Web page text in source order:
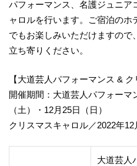
パフォーマンス、名護ジュニア
ャロルを行います。ご宿泊の
でもお楽しみいただけますので
立ち寄りください。
【大道芸人パフォーマンス & ク
開催期間：大道芸人パフォーマ
（土）・12月25日（日）
クリスマスキャロル／2022年12
大道芸人